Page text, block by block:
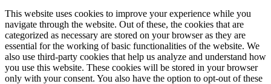
This website uses cookies to improve your experience while you
navigate through the website. Out of these, the cookies that are
categorized as necessary are stored on your browser as they are
essential for the working of basic functionalities of the website. We
also use third-party cookies that help us analyze and understand how
you use this website. These cookies will be stored in your browser
only with your consent. You also have the option to opt-out of these